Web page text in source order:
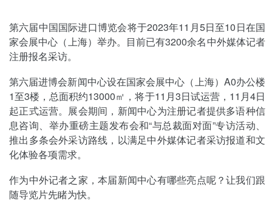
第六届中国国际进口博览会将于2023年11月5日至10日在国
家会展中心（上海）举办。目前已有3200余名中外媒体记者
注册报名采访。
第六届进博会新闻中心设在国家会展中心（上海）A0办公楼
1至3楼，总面积约13000㎡，将于11月3日试运营，11月4日
起正式运营。展会期间，新闻中心为注册记者提供多语种信
息咨询、举办重磅主题发布会和“与总裁面对面”专访活动、
推出多条会外采访路线，以满足中外媒体记者采访报道和文
化体验各项需求。
作为中外记者之家，本届新闻中心有哪些亮点呢？让我们跟
随导览片先睹为快。